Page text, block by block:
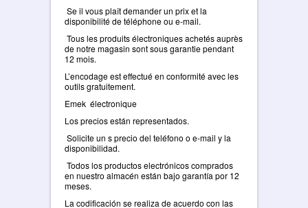
Se il vous plaît demander un prix et la
disponibilité de téléphone ou e-mail.
Tous les produits électroniques achetés auprès
de notre magasin sont sous garantie pendant
12 mois.
L’encodage est effectué en conformité avec les
outils gratuitement.
Emek électronique
Los precios están representados.
Solicite un s precio del teléfono o e-mail y la
disponibilidad.
Todos los productos electrónicos comprados
en nuestro almacén están bajo garantía por 12
meses.
La codificación se realiza de acuerdo con las